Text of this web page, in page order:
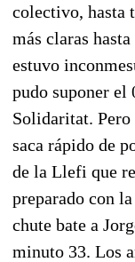
colectivo, hasta
más claras
estuvo
pudo suponer el
Solidaritat. Pero
saca rápido de
de la Llefi que
preparado con
chute bate a
minuto 33. Los